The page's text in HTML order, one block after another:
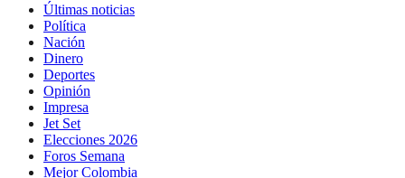
Últimas noticias
Política
Nación
Dinero
Deportes
Opinión
Impresa
Jet Set
Elecciones 2026
Foros Semana
Mejor Colombia